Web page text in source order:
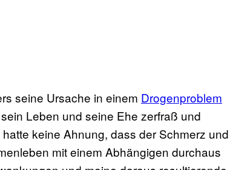
seine Ursache in einem Drogenproblem
Leben und seine Ehe zerfraß und
keine Ahnung, dass der Schmerz und
mit einem Abhängigen durchaus